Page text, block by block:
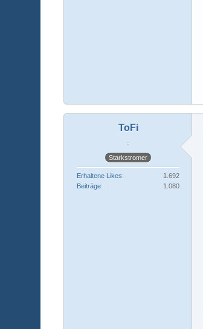
ToFi
Starkstromer
Erhaltene Likes
1.692
Beiträge
1.080